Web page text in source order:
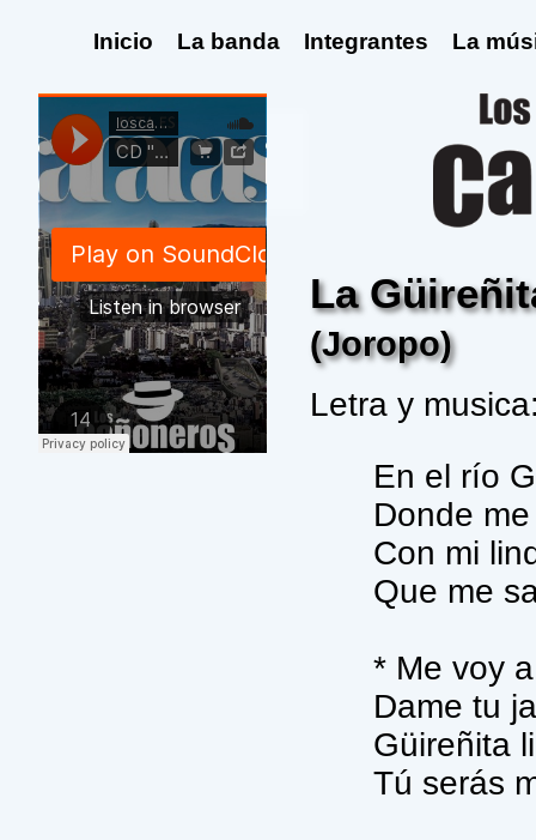
Inicio La banda Integrantes La
La
(Joropo)
Letra y
En el río
Donde
Con mi
Que me
* Me voy
Dame tu
Güireñita
Tú serás